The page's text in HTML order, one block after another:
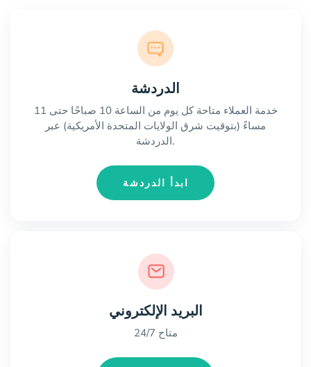
الدردشة
خدمة العملاء متاحة كل يوم من الساعة 10 صباحًا حتى 11
مساءً (بتوقيت شرق الولايات المتحدة الأمريكية) عبر
الدردشة.
ابدأ الدردشة
البريد الإلكتروني
متاح 24/7